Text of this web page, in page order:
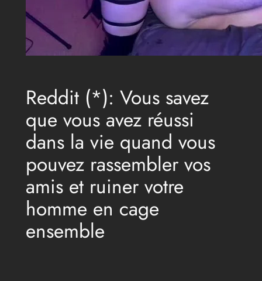
Reddit (*): Vous savez
que vous avez réussi
dans la vie quand vous
pouvez rassembler vos
amis et ruiner votre
homme en cage
ensemble